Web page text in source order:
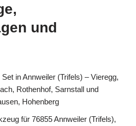
und
in Annweiler (Trifels) – Vieregg,
Rothenhof, Sarnstall und
Hohenberg
für 76855 Annweiler (Trifels),